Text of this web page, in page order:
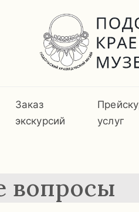
Заказ
экскурсий
услуг
вопросы